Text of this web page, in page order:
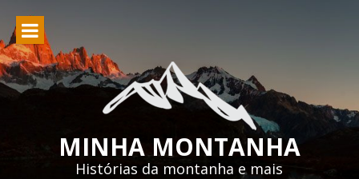
para
o
conteúdo
MINHA MONTANHA
Histórias da montanha e mais